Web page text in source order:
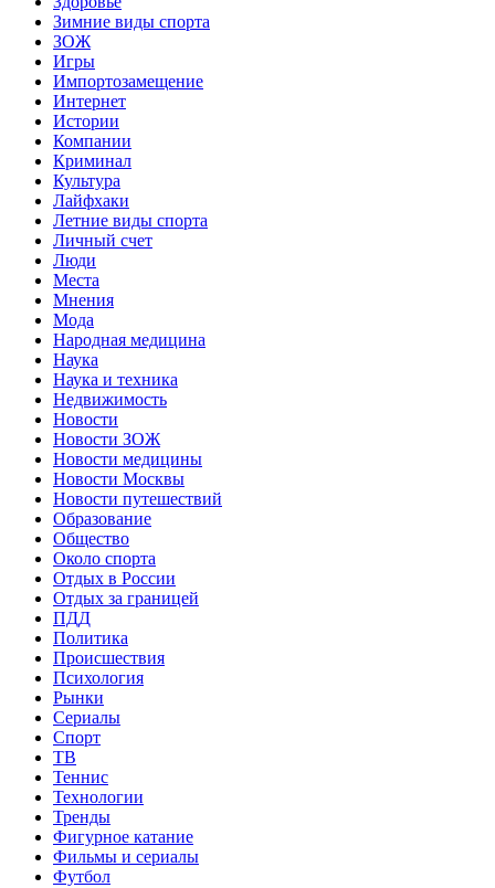
Зимние виды спорта
ЗОЖ
Игры
Импортозамещение
Интернет
Истории
Компании
Криминал
Культура
Лайфхаки
Летние виды спорта
Личный счет
Люди
Места
Мнения
Мода
Народная медицина
Наука
Наука и техника
Недвижимость
Новости
Новости ЗОЖ
Новости медицины
Новости Москвы
Новости путешествий
Образование
Общество
Около спорта
Отдых в России
Отдых за границей
ПДД
Политика
Происшествия
Психология
Рынки
Сериалы
Спорт
ТВ
Теннис
Технологии
Тренды
Фигурное катание
Фильмы и сериалы
Футбол